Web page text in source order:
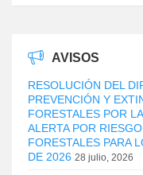
AVISOS
RESOLUCIÓN DEL
PREVENCIÓN Y
FORESTALES POR
ALERTA POR
FORESTALES PARA
DE 2026 28 julio, 2026